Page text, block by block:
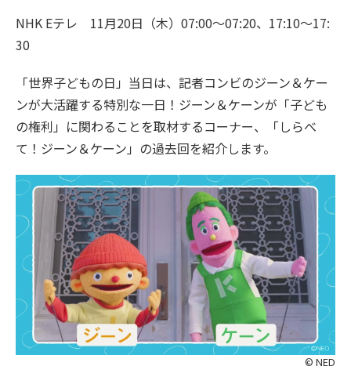
NHK Eテレ 11月20日（木）07:00～07:20、17:10～17:
30
「世界子どもの日」当日は、記者コンビのジーン＆ケー
ンが大活躍する特別な一日！ジーン＆ケーンが「子ども
の権利」に関わることを取材するコーナー、「しらべ
て！ジーン＆ケーン」の過去回を紹介します。
© NED